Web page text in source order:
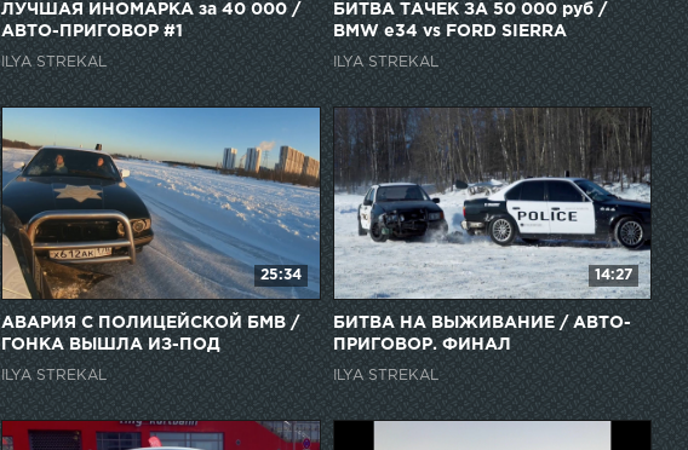
ЛУЧШАЯ ИНОМАРКА за 40 000 /
АВТО-ПРИГОВОР #1
ILYA STREKAL
БИТВА ТАЧЕК ЗА 50 000 руб /
BMW e34 vs FORD SIERRA
ILYA STREKAL
25:34
АВАРИЯ С ПОЛИЦЕЙСКОЙ БМВ /
ГОНКА ВЫШЛА ИЗ-ПОД
КОНТРОЛЯ
ILYA STREKAL
14:27
БИТВА НА ВЫЖИВАНИЕ / АВТО-
ПРИГОВОР. ФИНАЛ
ILYA STREKAL